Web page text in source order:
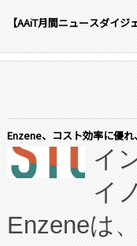
【AAiT月間ニュースダイ
Enzene、コスト効率に優
イ
イ
Enzeneは